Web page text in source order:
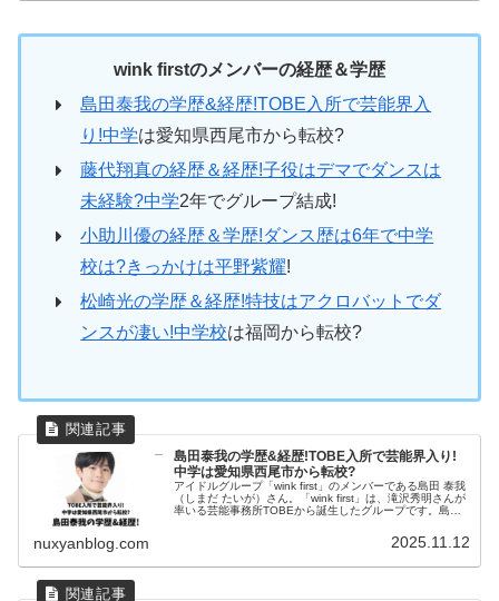
wink firstのメンバーの経歴＆学歴
島田泰我の学歴&経歴!TOBE入所で芸能界入
り!中学は愛知県西尾市から転校?
藤代翔真の経歴＆経歴!子役はデマでダンスは
未経験?中学2年でグループ結成!
小助川優の経歴＆学歴!ダンス歴は6年で中学
校は?きっかけは平野紫耀!
松崎光の学歴＆経歴!特技はアクロバットでダ
ンスが凄い!中学校は福岡から転校?
島田泰我の学歴&経歴!TOBE入所で芸能界入り!
中学は愛知県西尾市から転校?
アイドルグループ「wink first」のメンバーである島田 泰我
（しまだ たいが）さん。「wink first」は、滝沢秀明さんが
率いる芸能事務所TOBEから誕生したグループです。島田
nuxyanblog.com 2025.11.12